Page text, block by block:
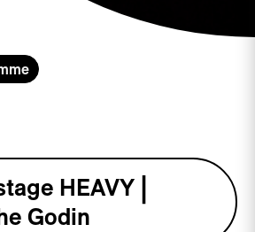
HEAVY |
Godin